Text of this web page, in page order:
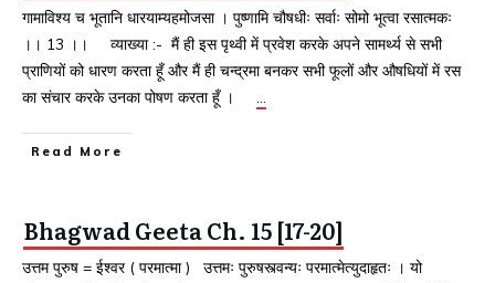
गामाविश्य च भूतानि धारयाम्यहमोजसा । पुष्णामि चौषधीः सर्वाः सोमो भूत्वा रसात्मकः
।। 13 ।। व्याख्या :- मैं ही इस पृथ्वी में प्रवेश करके अपने सामर्थ्य से सभी
प्राणियों को धारण करता हूँ और मैं ही चन्द्रमा बनकर सभी फूलों और औषधियों में रस
का संचार करके उनका पोषण करता हूँ । …
Read More
Bhagwad Geeta Ch. 15 [17-20]
उत्तम पुरुष = ईश्वर ( परमात्मा ) उत्तमः पुरुषस्त्वन्यः परमात्मेत्युदाहृतः । यो